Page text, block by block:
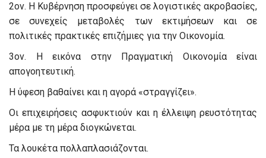
2ον. Η Κυβέρνηση προσφεύγει σε λογιστικές ακροβασίες,
σε συνεχείς μεταβολές των εκτιμήσεων και σε
πολιτικές πρακτικές επιζήμιες για την Οικονομία.
3ον. Η εικόνα στην Πραγματική Οικονομία είναι
απογοητευτική.
Η ύφεση βαθαίνει και η αγορά «στραγγίζει».
Οι επιχειρήσεις ασφυκτιούν και η έλλειψη ρευστότητας
μέρα με τη μέρα διογκώνεται.
Τα λουκέτα πολλαπλασιάζονται.